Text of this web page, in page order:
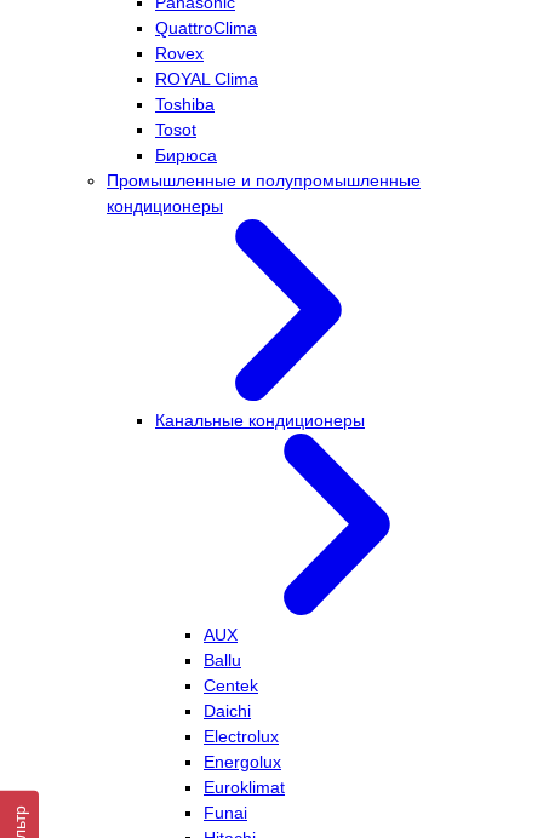
QuattroClima
Rovex
ROYAL Clima
Toshiba
Tosot
Бирюса
Промышленные и полупромышленные
кондиционеры
Канальные кондиционеры
AUX
Ballu
Centek
Daichi
Electrolux
Energolux
Euroklimat
Funai